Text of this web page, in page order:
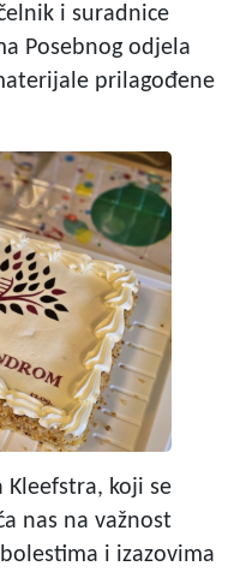
i suradnice
Posebnog odjela
prilagođene
koji se
nas na važnost
i izazovima